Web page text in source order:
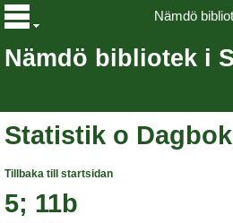
Nämdö bibliotek i
Nämdö
Statistik o
Tillbaka till startsidan
5; 11b